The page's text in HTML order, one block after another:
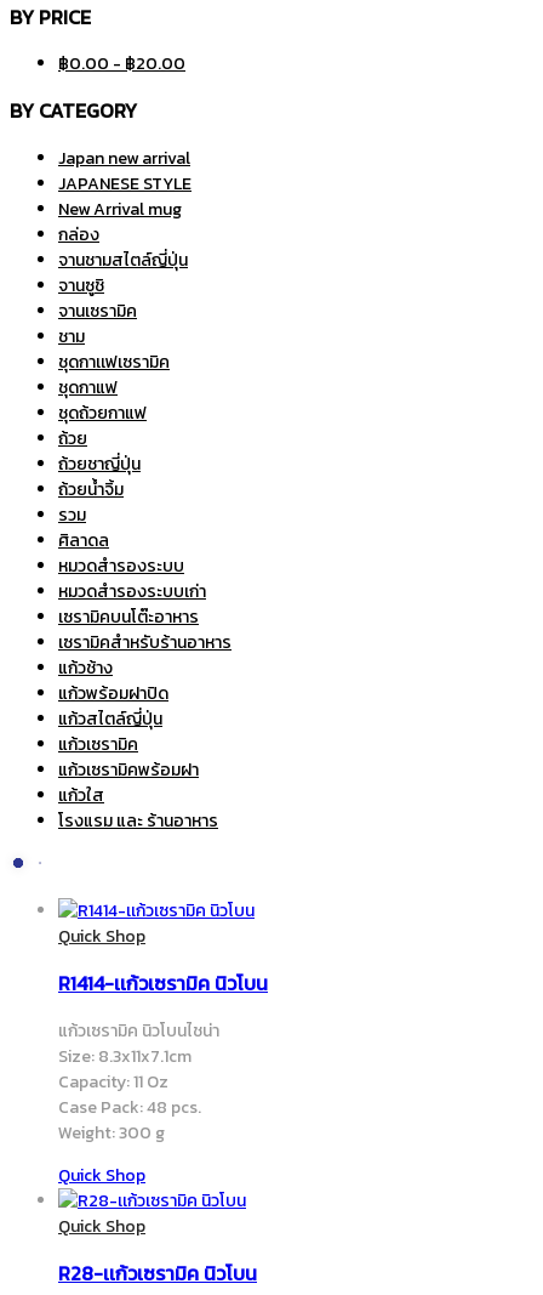
Japan new arrival
New Arrival mug
กล่อง
จานชามสไตล์ญี่ปุ่น
จานซูชิ
จานเซรามิค
ชาม
ชุดกาเเฟเซรามิค
ชุดกาแฟ
ชุดถ้วยกาแฟ
ถ้วย
ถ้วยชาญี่ปุ่น
ถ้วยน้ำจิ้ม
รวม
ศิลาดล
หมวดสำรองระบบ
หมวดสำรองระบบเก่า
เซรามิคบนโต๊ะอาหาร
เซรามิคสำหรับร้านอาหาร
แก้วช้าง
แก้วพร้อมฝาปิด
แก้วสไตล์ญี่ปุ่น
แก้วเซรามิค
แก้วเซรามิคพร้อมฝา
แก้วใส
โรงแรม และ ร้านอาหาร
Quick Shop
แก้วเซรามิค นิวโบนไชน่า
Size: 8.3x11x7.1cm
Capacity: 11 Oz
Case Pack: 48 pcs.
Weight: 300 g
Quick Shop
Quick Shop
R28-เเก้วเซรามิค นิวโบน
แก้วเซรามิค นิวโบนไชน่า
Size: 8.1×9.5×8.0cm
Capacity: 11 Oz
Case Pack: 48 pcs.
Weight: 312 g